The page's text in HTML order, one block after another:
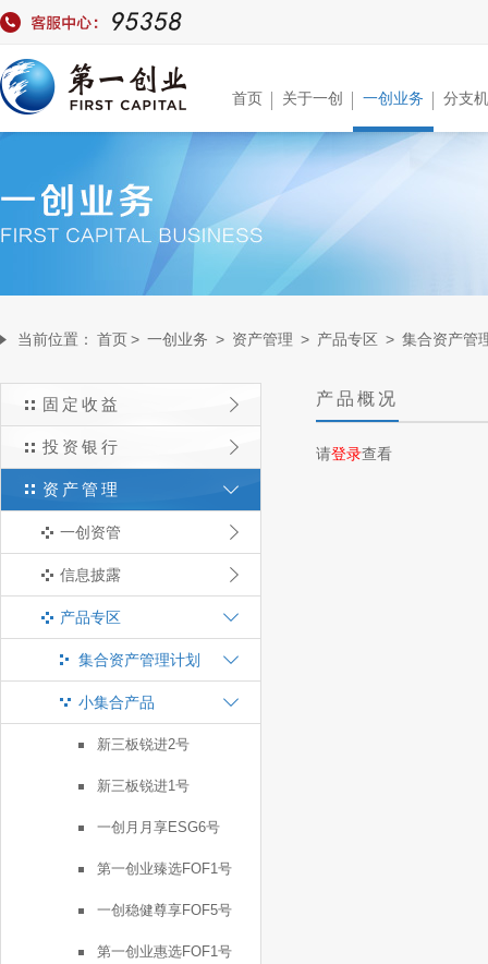
首页 关于一创 一创业务 分支
当前位置： 首页> 一创业务 > 资产管理 > 产品专区 > 集合资产管
固定收益
投资银行
资产管理
一创资管
信息披露
产品专区
集合资产管理计划
小集合产品
新三板锐进2号
新三板锐进1号
一创月月享ESG6号
第一创业臻选FOF1号
一创稳健尊享FOF5号
第一创业惠选FOF1号
产品概况
请登录查看